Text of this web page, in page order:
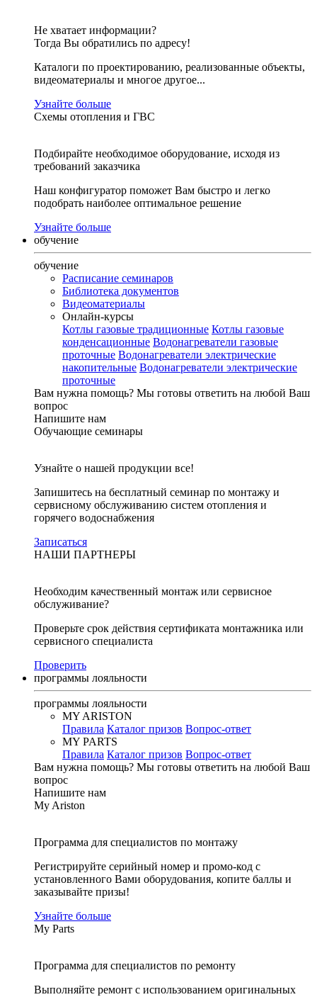
Не хватает информации?
Тогда Вы обратились по адресу!
Каталоги по проектированию, реализованные объекты,
видеоматериалы и многое другое...
Узнайте больше
Схемы отопления и ГВС
Подбирайте необходимое оборудование, исходя из
требований заказчика
Наш конфигуратор поможет Вам быстро и легко
подобрать наиболее оптимальное решение
Узнайте больше
обучение
обучение
Расписание семинаров
Библиотека документов
Видеоматериалы
Онлайн-курсы
Котлы газовые традиционные Котлы газовые
конденсационные Водонагреватели газовые
проточные Водонагреватели электрические
накопительные Водонагреватели электрические
проточные
Вам нужна помощь? Мы готовы ответить на любой Ваш
вопрос
Напишите нам
Обучающие семинары
Узнайте о нашей продукции все!
Запишитесь на бесплатный семинар по монтажу и
сервисному обслуживанию систем отопления и
горячего водоснабжения
Записаться
НАШИ ПАРТНЕРЫ
Необходим качественный монтаж или сервисное
обслуживание?
Проверьте срок действия сертификата монтажника или
сервисного специалиста
Проверить
программы лояльности
программы лояльности
MY ARISTON
Правила Каталог призов Вопрос-ответ
MY PARTS
Правила Каталог призов Вопрос-ответ
Вам нужна помощь? Мы готовы ответить на любой Ваш
вопрос
Напишите нам
My Ariston
Программа для специалистов по монтажу
Регистрируйте серийный номер и промо-код с
установленного Вами оборудования, копите баллы и
заказывайте призы!
Узнайте больше
My Parts
Программа для специалистов по ремонту
Выполняйте ремонт с использованием оригинальных